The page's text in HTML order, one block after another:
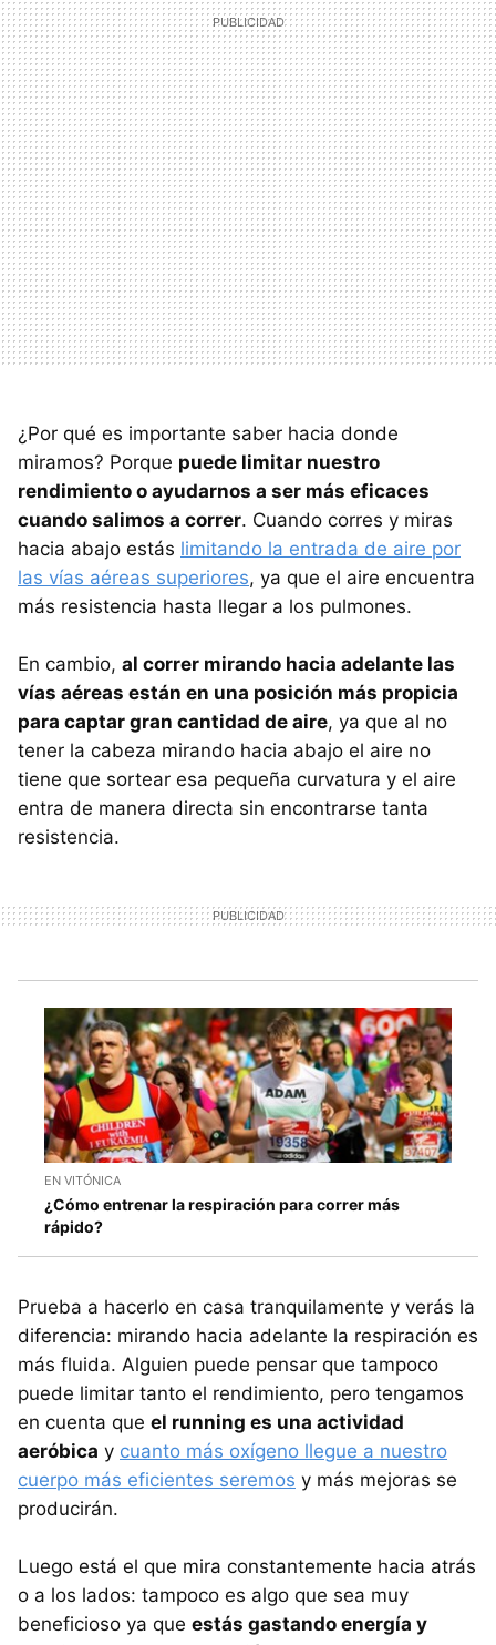
¿Por qué es importante saber hacia donde
miramos? Porque puede limitar nuestro
rendimiento o ayudarnos a ser más eficaces
cuando salimos a correr. Cuando corres y miras
hacia abajo estás limitando la entrada de aire por
las vías aéreas superiores, ya que el aire encuentra
más resistencia hasta llegar a los pulmones.
En cambio, al correr mirando hacia adelante las
vías aéreas están en una posición más propicia
para captar gran cantidad de aire, ya que al no
tener la cabeza mirando hacia abajo el aire no
tiene que sortear esa pequeña curvatura y el aire
entra de manera directa sin encontrarse tanta
resistencia.
EN VITÓNICA
¿Cómo entrenar la respiración para correr más
rápido?
Prueba a hacerlo en casa tranquilamente y verás la
diferencia: mirando hacia adelante la respiración es
más fluida. Alguien puede pensar que tampoco
puede limitar tanto el rendimiento, pero tengamos
en cuenta que el running es una actividad
aeróbica y cuanto más oxígeno llegue a nuestro
cuerpo más eficientes seremos y más mejoras se
producirán.
Luego está el que mira constantemente hacia atrás
o a los lados: tampoco es algo que sea muy
beneficioso ya que estás gastando energía y